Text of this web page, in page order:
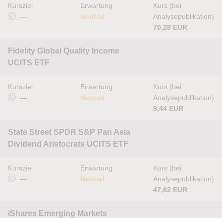
Kursziel
—
Erwartung
Neutral
Kurs (bei
Analysepublikation)
70,28 EUR
Fidelity Global Quality Income
UCITS ETF
Kursziel
—
Erwartung
Neutral
Kurs (bei
Analysepublikation)
9,44 EUR
State Street SPDR S&P Pan Asia
Dividend Aristocrats UCITS ETF
Kursziel
—
Erwartung
Neutral
Kurs (bei
Analysepublikation)
47,62 EUR
iShares Emerging Markets